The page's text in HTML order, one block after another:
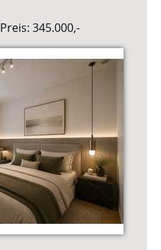
Preis: 345.000,-